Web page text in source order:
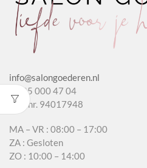
info@salongoederen.nl
T 085 000 47 04
KvK nr. 94017948
MA – VR : 08:00 – 17:00
ZA : Gesloten
ZO : 10:00 – 14:00